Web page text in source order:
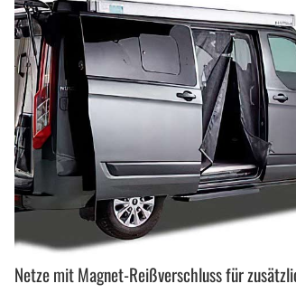
Netze mit Magnet-Reißverschluss für